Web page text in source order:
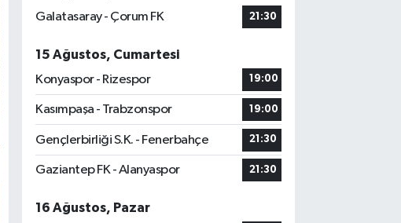
Galatasaray - Çorum FK
21:30
15 Ağustos, Cumartesi
Konyaspor - Rizespor
19:00
Kasımpaşa - Trabzonspor 19:00
Gençlerbirliği S.K. - Fenerbahçe 21:30
Gaziantep FK - Alanyaspor 21:30
16 Ağustos, Pazar